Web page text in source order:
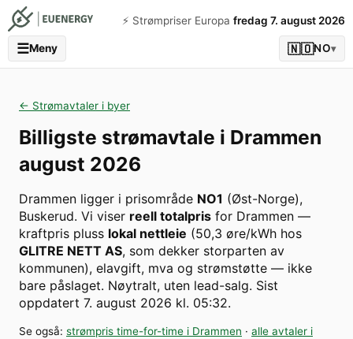
⚡️ Strømpriser Europa fredag 7. august 2026
☰Meny 🇳🇴NO▾
← Strømavtaler i byer
Billigste strømavtale i Drammen
august 2026
Drammen ligger i prisområde NO1 (Øst-Norge),
Buskerud. Vi viser reell totalpris for Drammen —
kraftpris pluss lokal nettleie (50,3 øre/kWh hos
GLITRE NETT AS, som dekker storparten av
kommunen), elavgift, mva og strømstøtte — ikke
bare påslaget. Nøytralt, uten lead-salg. Sist
oppdatert 7. august 2026 kl. 05:32.
Se også: strømpris time-for-time i Drammen · alle avtaler i